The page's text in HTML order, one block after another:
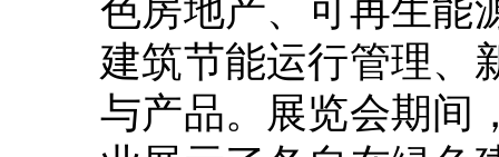
建筑节能运行管理、
与产品。展览会期间